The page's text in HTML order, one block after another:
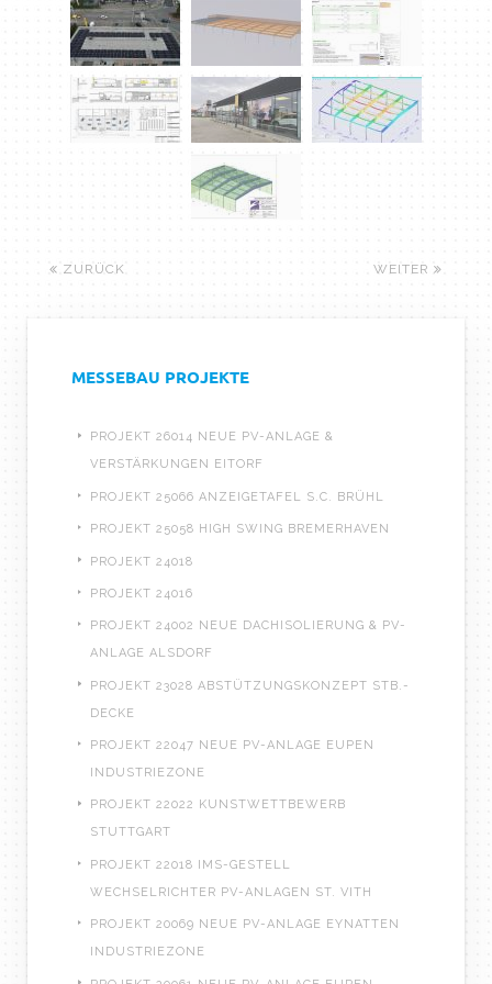
ZURÜCK WEITER
MESSEBAU PROJEKTE
PROJEKT 26014 NEUE PV-ANLAGE &
VERSTÄRKUNGEN EITORF
PROJEKT 25066 ANZEIGETAFEL S.C. BRÜHL
PROJEKT 25058 HIGH SWING BREMERHAVEN
PROJEKT 24018
PROJEKT 24016
PROJEKT 24002 NEUE DACHISOLIERUNG & PV-
ANLAGE ALSDORF
PROJEKT 23028 ABSTÜTZUNGSKONZEPT STB.-
DECKE
PROJEKT 22047 NEUE PV-ANLAGE EUPEN
INDUSTRIEZONE
PROJEKT 22022 KUNSTWETTBEWERB
STUTTGART
PROJEKT 22018 IMS-GESTELL
WECHSELRICHTER PV-ANLAGEN ST. VITH
PROJEKT 20069 NEUE PV-ANLAGE EYNATTEN
INDUSTRIEZONE